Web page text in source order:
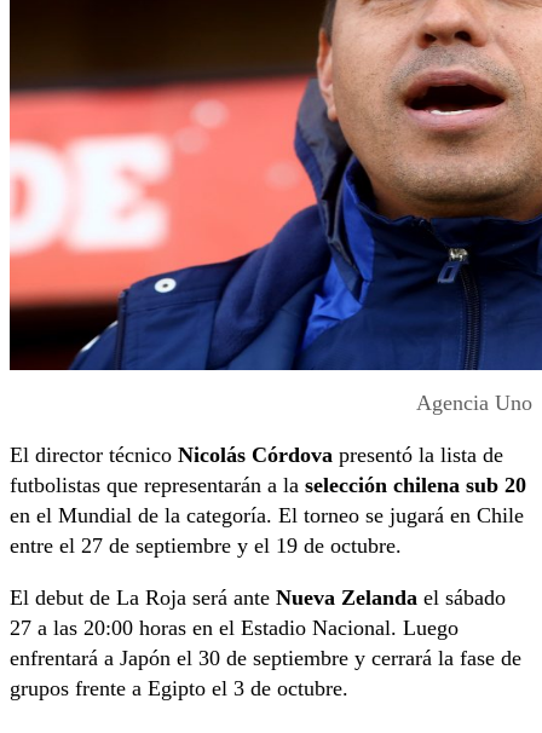
Agencia Uno
El director técnico Nicolás Córdova presentó la lista de
futbolistas que representarán a la selección chilena sub 20
en el Mundial de la categoría. El torneo se jugará en Chile
entre el 27 de septiembre y el 19 de octubre.
El debut de La Roja será ante Nueva Zelanda el sábado
27 a las 20:00 horas en el Estadio Nacional. Luego
enfrentará a Japón el 30 de septiembre y cerrará la fase de
grupos frente a Egipto el 3 de octubre.